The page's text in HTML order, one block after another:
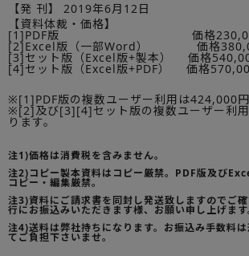
【発 刊】
2019年6月12日
【資料体裁・価格】
[1]PDF版 価格
[2]Excel版（一部Word） 価格
[3]セット版（Excel版+製本） 価格
[4]セット版（Excel版+PDF） 価格
※[1]PDF版の複数ユーザー利用は424,000円
※[2]及び[3][4]セット版の複数ユーザー利
ります。
注1)価格は消費税を含みません。
注2)コピー製本資料はコピー厳禁。PDF版及び
コピー・編集厳禁。
注3)資料にご請求書を同封し発送致しますのでご
行にお振込みいただきます様、お願い申し上げます
注4)送料は弊社持ちになります。お振込み手数料
てご負担下さいませ。